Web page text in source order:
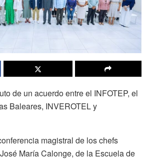
de un acuerdo entre el INFOTEP, el
Baleares, INVEROTEL y
magistral de los chefs
María Calonge, de la Escuela de